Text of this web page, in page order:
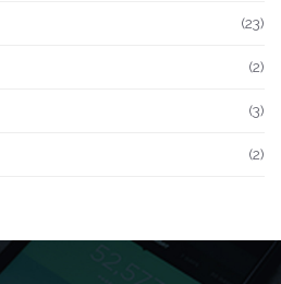
(23)
(2)
(3)
(2)